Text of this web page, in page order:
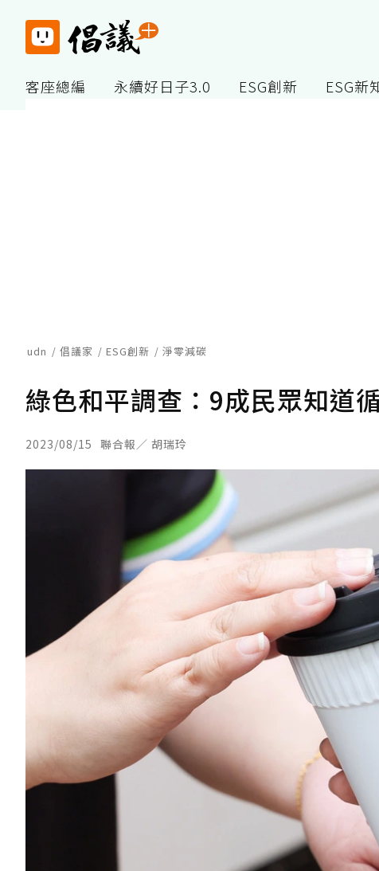
客座總編 永續好日子3.0 ESG創新 ESG新
udn 倡議家 ESG創新 淨零減碳
綠色和平調查：9成民眾知道
2023/08/15 聯合報／ 胡瑞玲